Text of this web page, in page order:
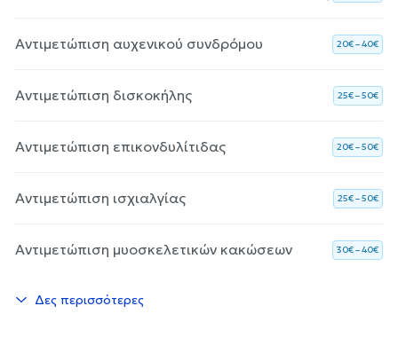
Αντιμετώπιση αυχενικού συνδρόμου 20€ – 40€
Αντιμετώπιση δισκοκήλης 25€ – 50€
Αντιμετώπιση επικονδυλίτιδας 20€ – 50€
Αντιμετώπιση ισχιαλγίας 25€ – 50€
Αντιμετώπιση μυοσκελετικών κακώσεων 30€ – 40€
Δες περισσότερες